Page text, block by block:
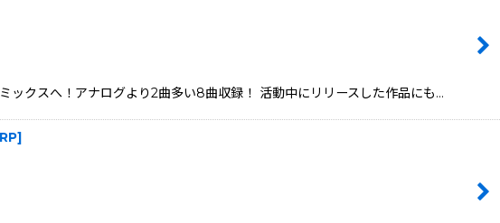
クスへ！アナログより2曲多い8曲収録！ 活動中にリリースした作品にも…
]